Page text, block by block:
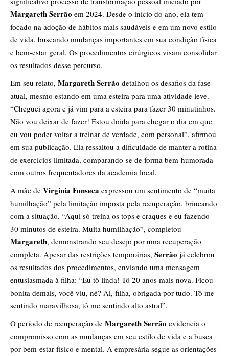
Margareth Serrão em 2024. Desde o início do ano, ela tem
focado na adoção de hábitos mais saudáveis e em um novo estilo
de vida, buscando mudanças importantes em sua condição física
e bem-estar geral. Os procedimentos cirúrgicos visam consolidar
os resultados desse percurso.
Em seu relato, Margareth Serrão detalhou os desafios da fase
atual, mesmo estando em uma esteira para uma atividade leve.
“Cheguei agora e já vim para a esteira para fazer 30 minutinhos.
Não vou deixar de fazer! Estou doida para chegar o dia em que
eu vou poder voltar a treinar de verdade, com personal”, afirmou
em sua publicação. Ela ressaltou a dificuldade de manter a rotina
de exercícios limitada, comparando-se de forma bem-humorada
com outros frequentadores da academia local.
A mãe de Virginia Fonseca expressou um sentimento de “muita
humilhação” pela limitação imposta pela recuperação, brincando
com a situação. “Aqui só treina os tops e craques e eu fazendo
30 minutos de esteira. Muita humilhação”, completou
Margareth, demonstrando seu desejo por uma recuperação
completa. Apesar das restrições temporárias, Serrão já celebrou
os resultados dos procedimentos, enviando uma mensagem
entusiasmada à filha: “Eu tô linda! Tô 20 anos mais nova. Ficou
bonita demais, você viu, né? Ai, filha, obrigada por tudo. Tô me
sentindo maravilhosa, tô me sentindo alto astral”.
O período de recuperação de Margareth Serrão evidencia o
compromisso com as mudanças em seu estilo de vida e a busca
por bem-estar físico e mental. A empresária segue as orientações